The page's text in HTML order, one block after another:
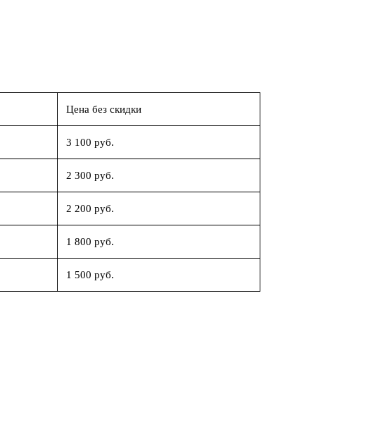
Цена без скидки
3 100 руб.
2 300 руб.
2 200 руб.
1 800 руб.
1 500 руб.